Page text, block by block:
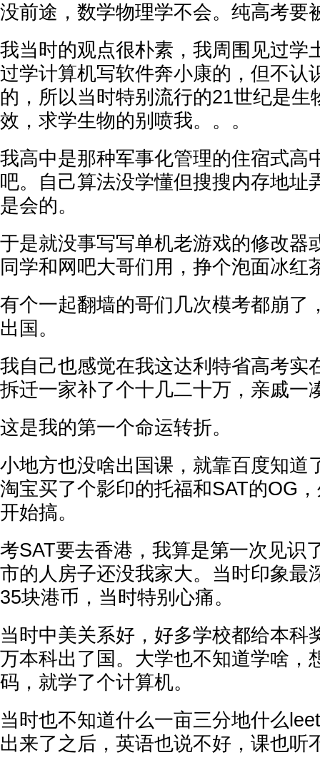
没前途，数学物理学不会。纯高考要
我当时的观点很朴素，我周围见过学
过学计算机写软件奔小康的，但不认
的，所以当时特别流行的21世纪是生
效，求学生物的别喷我。。。
我高中是那种军事化管理的住宿式高
吧。自己算法没学懂但搜搜内存地址
是会的。
于是就没事写写单机老游戏的修改器
同学和网吧大哥们用，挣个泡面冰红
有个一起翻墙的哥们几次模考都崩了
出国。
我自己也感觉在我这达利特省高考实
拆迁一家补了个十几二十万，亲戚一
这是我的第一个命运转折。
小地方也没啥出国课，就靠百度知道
淘宝买了个影印的托福和SAT的OG
开始搞。
考SAT要去香港，我算是第一次见识
市的人房子还没我家大。当时印象最
35块港币，当时特别心痛。
当时中美关系好，好多学校都给本科
万本科出了国。大学也不知道学啥，
码，就学了个计算机。
当时也不知道什么一亩三分地什么
出来了之后，英语也说不好，课也听